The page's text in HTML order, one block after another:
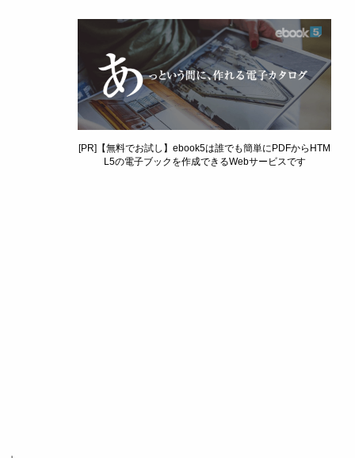
[PR]【無料でお試し】ebook5は誰でも簡単にPDFからHTM
L5の電子ブックを作成できるWebサービスです